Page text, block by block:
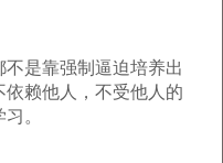
是靠强制逼迫培养出
赖他人，不受他人的
。